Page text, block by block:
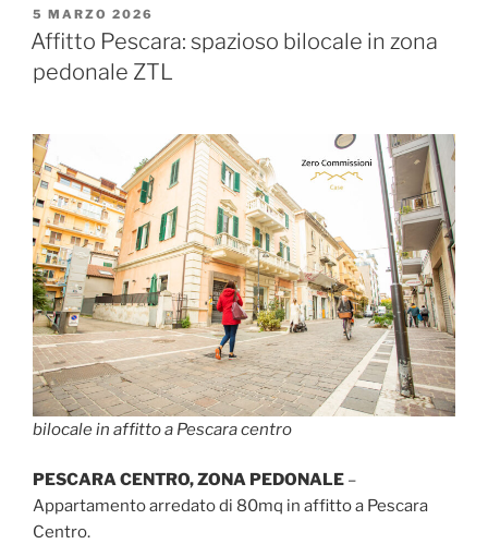
PUBBLICATO
IL
5 MARZO 2026
Affitto Pescara: spazioso bilocale in zona
pedonale ZTL
bilocale in affitto a Pescara centro
PESCARA CENTRO, ZONA PEDONALE –
Appartamento arredato di 80mq in affitto a Pescara
Centro.